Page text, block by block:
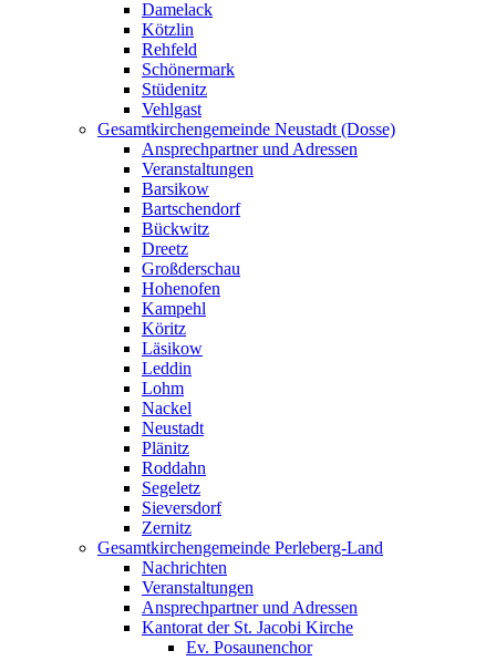
Damelack
Kötzlin
Rehfeld
Schönermark
Stüdenitz
Vehlgast
Gesamtkirchengemeinde Neustadt (Dosse)
Ansprechpartner und Adressen
Veranstaltungen
Barsikow
Bartschendorf
Bückwitz
Dreetz
Großderschau
Hohenofen
Kampehl
Köritz
Läsikow
Leddin
Lohm
Nackel
Neustadt
Plänitz
Roddahn
Segeletz
Sieversdorf
Zernitz
Gesamtkirchengemeinde Perleberg-Land
Nachrichten
Veranstaltungen
Ansprechpartner und Adressen
Kantorat der St. Jacobi Kirche
Ev. Posaunenchor